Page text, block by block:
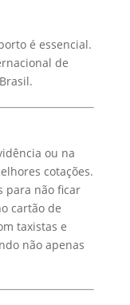
é essencial.
de
ou na
cotações.
para não ficar
cartão de
taxistas e
não apenas